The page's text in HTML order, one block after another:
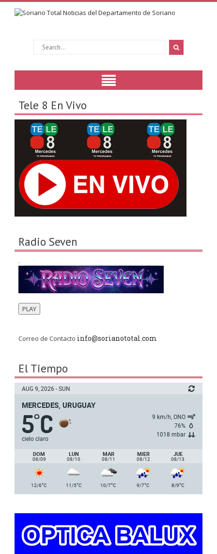
Tele 8 En Vivo
Radio Seven
.
PLAY
Correo de Contacto info@sorianototal.com
El Tiempo
AUG 9, 2026 - SUN
MERCEDES, URUGUAY
5°C
cielo claro
9 km/h, ONO
76%
1018 mbar
DOM
08/09
LUN
08/10
MAR
08/11
MIER
08/12
JUE
08/13
12/6°C 11/5°C 10/7°C 9/7°C 8/9°C